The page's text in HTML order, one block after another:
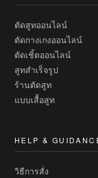
ตัดสูทออนไลน์
ตัดกางเกงออนไลน์
ตัดเชิ้ตออนไลน์
สูทสำเร็จรูป
ร้านตัดสูท
แบบเสื้อสูท
HELP &
วิธีการสั่ง